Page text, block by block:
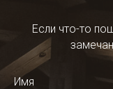
Если что-то
Имя